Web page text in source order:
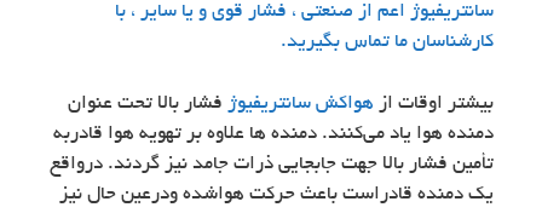
سانتریفیوژ اعم از صنعتی ، فشار قوی و یا سایر ، با
کارشناسان ما تماس بگیرید.
بیشتر اوقات از هواکش سانتریفیوژ فشار بالا تحت عنوان
دمنده هوا یاد می‌کنند. دمنده ها علاوه بر تهویه هوا قادربه
تأمین فشار بالا جهت جابجایی ذرات جامد نیز گردند. درواقع
یک دمنده قادراست باعث حرکت هواشده ودرعین حال نیز